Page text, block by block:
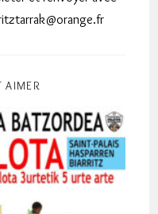
AIMER